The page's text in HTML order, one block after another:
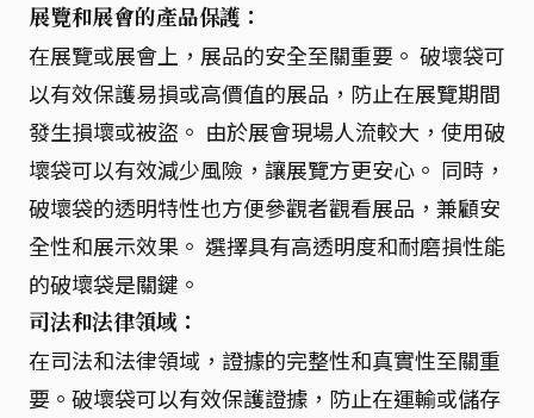
展覽和展會的產品保護：
在展覽或展會上，展品的安全至關重要。 破壞袋可
以有效保護易損或高價值的展品，防止在展覽期間
發生損壞或被盜。 由於展會現場人流較大，使用破
壞袋可以有效減少風險，讓展覽方更安心。 同時，
破壞袋的透明特性也方便參觀者觀看展品，兼顧安
全性和展示效果。 選擇具有高透明度和耐磨損性能
的破壞袋是關鍵。
司法和法律領域：
在司法和法律領域，證據的完整性和真實性至關重
要。破壞袋可以有效保護證據，防止在運輸或儲存